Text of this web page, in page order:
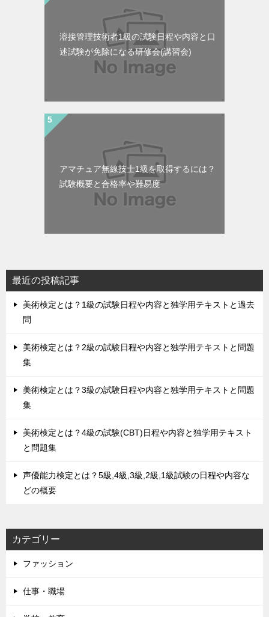
溶接管理技術者1級の試験日程や内容と口
述試験が免除になる研修会(講習会)
アマチュア無線技士1級を取得するには？
試験概要と合格率や難易度
最近の投稿記事
美術検定とは？1級の試験日程や内容と独学用テキストと過去
問
美術検定とは？2級の試験日程や内容と独学用テキストと問題
集
美術検定とは？3級の試験日程や内容と独学用テキストと問題
集
美術検定とは？4級の試験(CBT)日程や内容と独学用テキスト
と問題集
声優能力検定とは？5級,4級,3級,2級,1級試験の日程や内容な
どの概要
カテゴリー
ファッション
仕事・職場